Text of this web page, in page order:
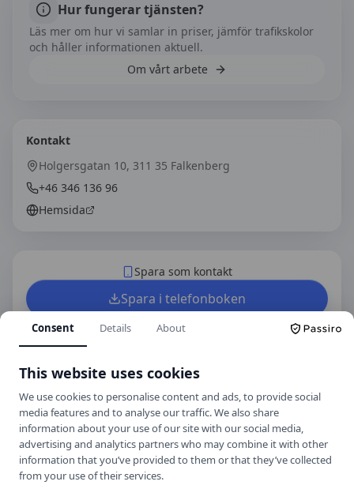
Hur fungerar tjänsten?
Läs mer om hur vi samlar in priser, jämför trafikskolor
och håller informationen aktuell.
Om vårt arbete
Kontakt
Holgersgatan 10, 311 35 Falkenberg
+46 346 136 96
Hemsida
Spara som kontakt
Spara i telefonboken
Laddar ner ett kontaktkort som du kan lägga
POS Trafikskola Falkenberg
Hitta hit
Consent Details About
This website uses cookies
We use cookies to personalise content and ads, to provide social
media features and to analyse our traffic. We also share
information about your use of our site with our social media,
advertising and analytics partners who may combine it with other
information that you’ve provided to them or that they’ve collected
from your use of their services.